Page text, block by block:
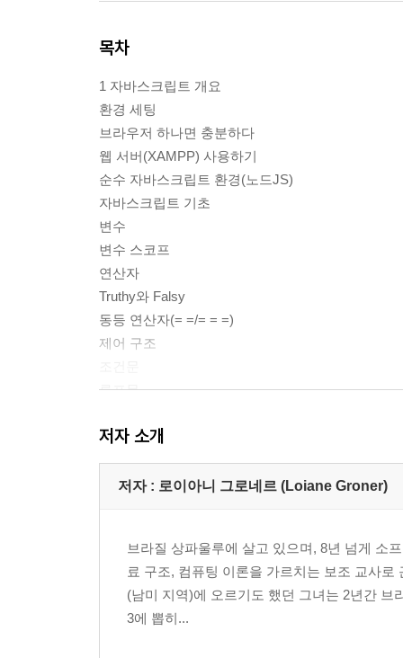
목차
1 자바스크립트 개요
환경 세팅
브라우저 하나면 충분하다
웹 서버(XAMPP) 사용하기
순수 자바스크립트 환경(노드JS)
자바스크립트 기초
변수
변수 스코프
연산자
Truthy와 Falsy
동등 연산자(= =/= = =)
제어 구조
루프문
객체지향 프로그래밍
디버깅 툴
정리
왜 배열을 사용하는가?
배열의 생성과 초기화
원소 추가와 삭제
2차원과 다차원 배열
저자 소개
저자 : 로이아니 그로네르 (Loiane Groner)
브라질 상파울루에 살고 있으며, 8년 넘게 소
료 구조, 컴퓨팅 이론을 가르치는 보조 교사
(남미 지역)에 오르기도 했던 그녀는 2년간
3에 뽑히...